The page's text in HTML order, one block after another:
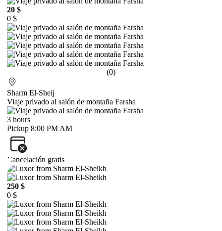
20 $
0 $
(0)
Sharm El-Sheij
Viaje privado al salón de montaña Farsha
3 hours
Pickup 8:00 PM AM
Cancelación gratis
250 $
0 $